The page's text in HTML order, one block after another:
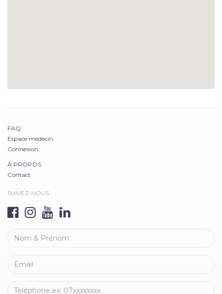
FAQ
Espace médecin
Connexion
À PROPOS
Contact
SUIVEZ-NOUS :